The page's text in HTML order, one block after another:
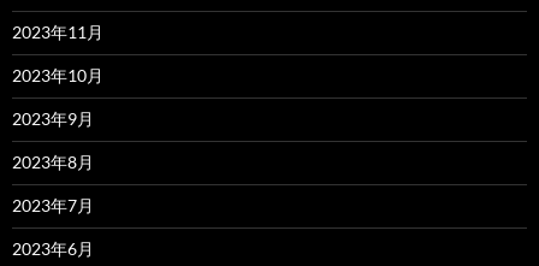
2023年11月
2023年10月
2023年9月
2023年8月
2023年7月
2023年6月